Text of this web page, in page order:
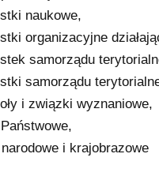
naukowe,
organizacyjne
samorządu
samorządu
i związki wyznaniowe,
i krajobrazowe